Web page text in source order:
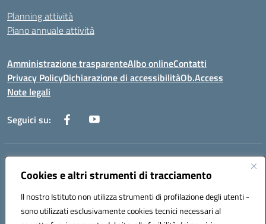
Cookies e altri strumenti di tracciamento
Il nostro Istituto non utilizza strumenti di profilazione degli utenti -
sono utilizzati esclusivamente cookies tecnici necessari al
Planning attività
Piano annuale attività
Amministrazione trasparenteAlbo onlineContatti
Privacy PolicyDichiarazione di accessibilitàOb.Access
Note legali
Seguici su:
Indirizzo:
Centralino:0733/815931 - 0733/784180
Posta elettronica certificata (PEC):MCIS00200P@pec.istruzione.it
Codice fiscale: 80006860433